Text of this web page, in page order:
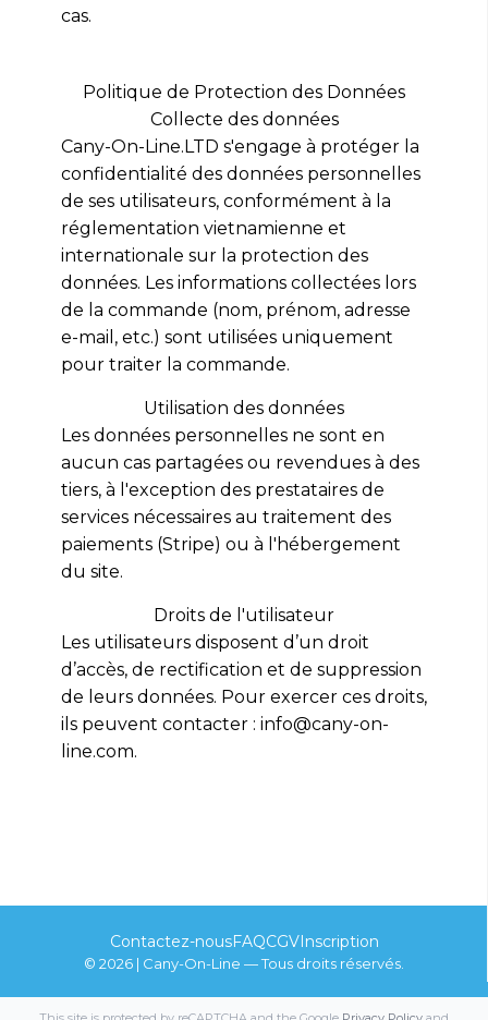
cas.
Politique de Protection des Données
Collecte des données
Cany-On-Line.LTD s'engage à protéger la
confidentialité des données personnelles
de ses utilisateurs, conformément à la
réglementation vietnamienne et
internationale sur la protection des
données. Les informations collectées lors
de la commande (nom, prénom, adresse
e-mail, etc.) sont utilisées uniquement
pour traiter la commande.
Utilisation des données
Les données personnelles ne sont en
aucun cas partagées ou revendues à des
tiers, à l'exception des prestataires de
services nécessaires au traitement des
paiements (Stripe) ou à l'hébergement
du site.
Droits de l'utilisateur
Les utilisateurs disposent d’un droit
d’accès, de rectification et de suppression
de leurs données. Pour exercer ces droits,
ils peuvent contacter : info@cany-on-
line.com.
© 2026 | Cany-On-Line — Tous droits réservés.
Contactez-nousFAQCGVInscription